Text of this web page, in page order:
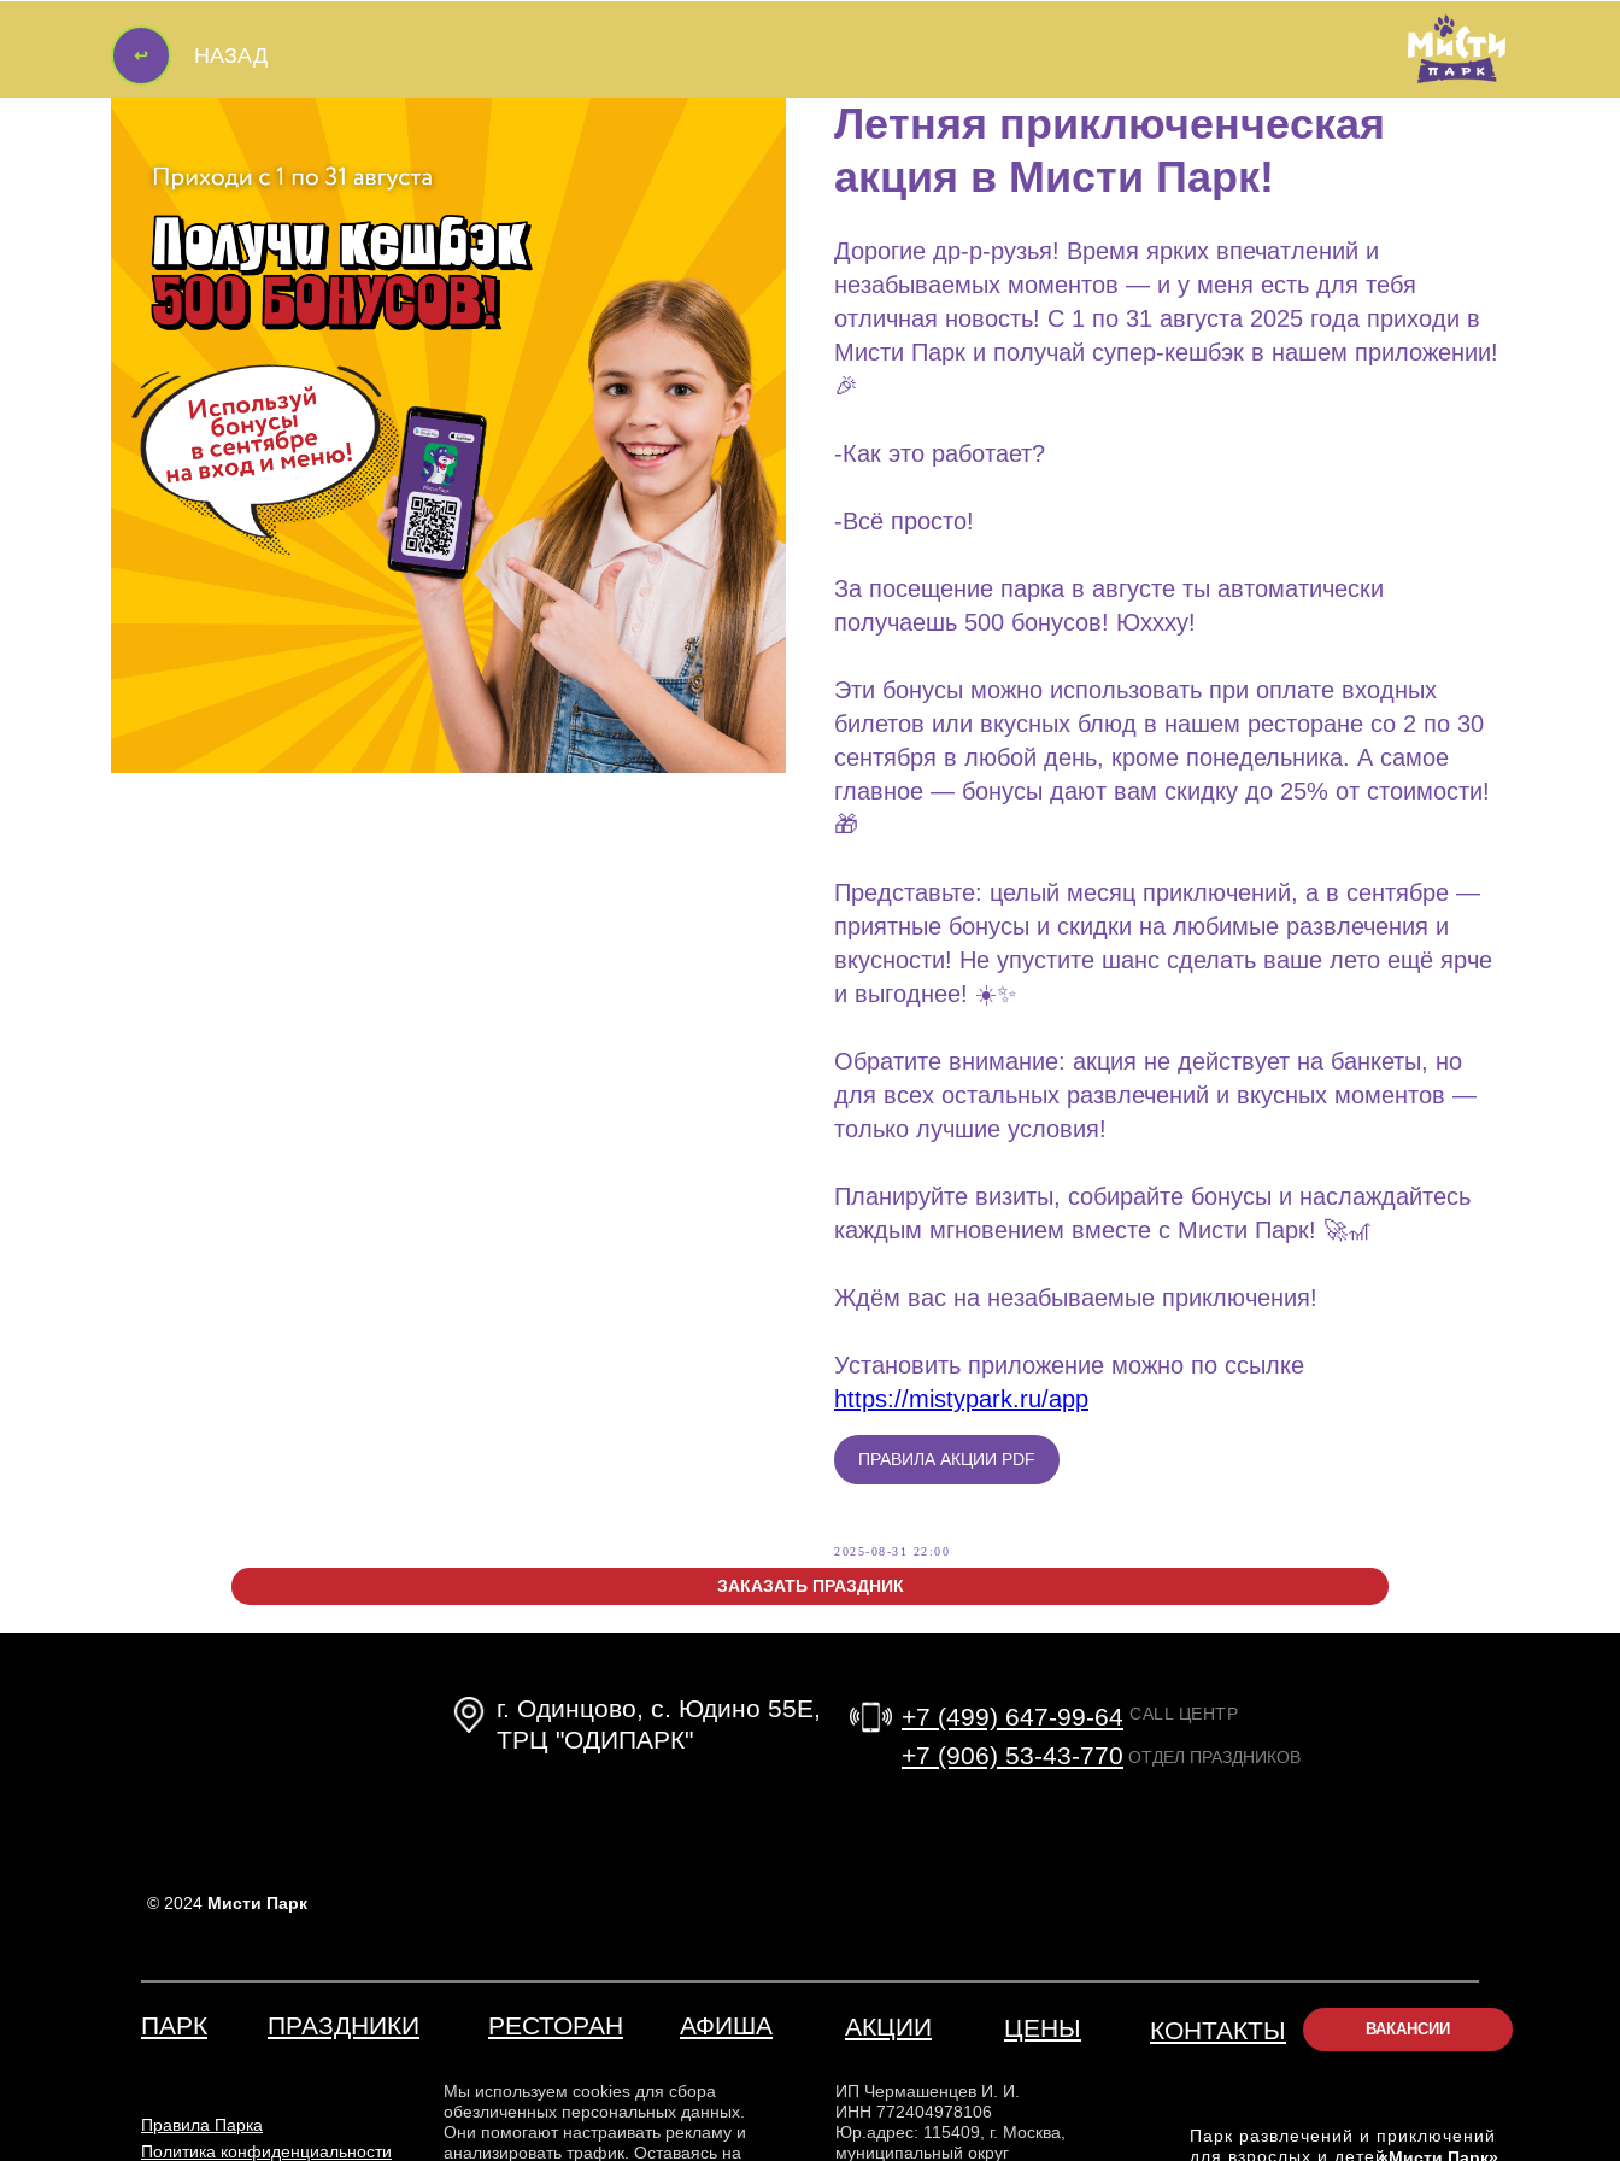
↩ НАЗАД
↩
Летняя приключенческая
акция в Мисти Парк!
Дорогие др-р-рузья! Время ярких впечатлений и
незабываемых моментов — и у меня есть для тебя
отличная новость! С 1 по 31 августа 2025 года приходи в
Мисти Парк и получай супер-кешбэк в нашем приложении!
🎉
-Как это работает?
-Всё просто!
За посещение парка в августе ты автоматически
получаешь 500 бонусов! Юххху!
Эти бонусы можно использовать при оплате входных
билетов или вкусных блюд в нашем ресторане со 2 по 30
сентября в любой день, кроме понедельника. А самое
главное — бонусы дают вам скидку до 25% от стоимости!
🎁
Представьте: целый месяц приключений, а в сентябре —
приятные бонусы и скидки на любимые развлечения и
вкусности! Не упустите шанс сделать ваше лето ещё ярче
и выгоднее! ☀️✨
Обратите внимание: акция не действует на банкеты, но
для всех остальных развлечений и вкусных моментов —
только лучшие условия!
Планируйте визиты, собирайте бонусы и наслаждайтесь
каждым мгновением вместе с Мисти Парк! 🚀🎢
Ждём вас на незабываемые приключения!
Установить приложение можно по ссылке
https://mistypark.ru/app
ПРАВИЛА АКЦИИ PDF
2025-08-31 22:00
ЗАКАЗАТЬ ПРАЗДНИК
г. Одинцово, с. Юдино 55Е,
ТРЦ "ОДИПАРК"
+7 (499) 647-99-64
‎+7 (906) 53-43-770 ОТДЕЛ ПРАЗДНИКОВ
CALL ЦЕНТР
© 2024 Мисти Парк
Правила Парка
Политика конфиденциальности
ИП Чермашенцев И. И.
ИНН 772404978106
Юр.адрес: 115409, г. Москва,
муниципальный округ
Парк развлечений и приключений
для взрослых и детей
Мы используем cookies для сбора
обезличенных персональных данных.
Они помогают настраивать рекламу и
анализировать трафик. Оставаясь на
ПАРК ПРАЗДНИКИ РЕСТОРАН ЦЕНЫ КОНТАКТЫ
АФИША АКЦИИ ВАКАНСИИ